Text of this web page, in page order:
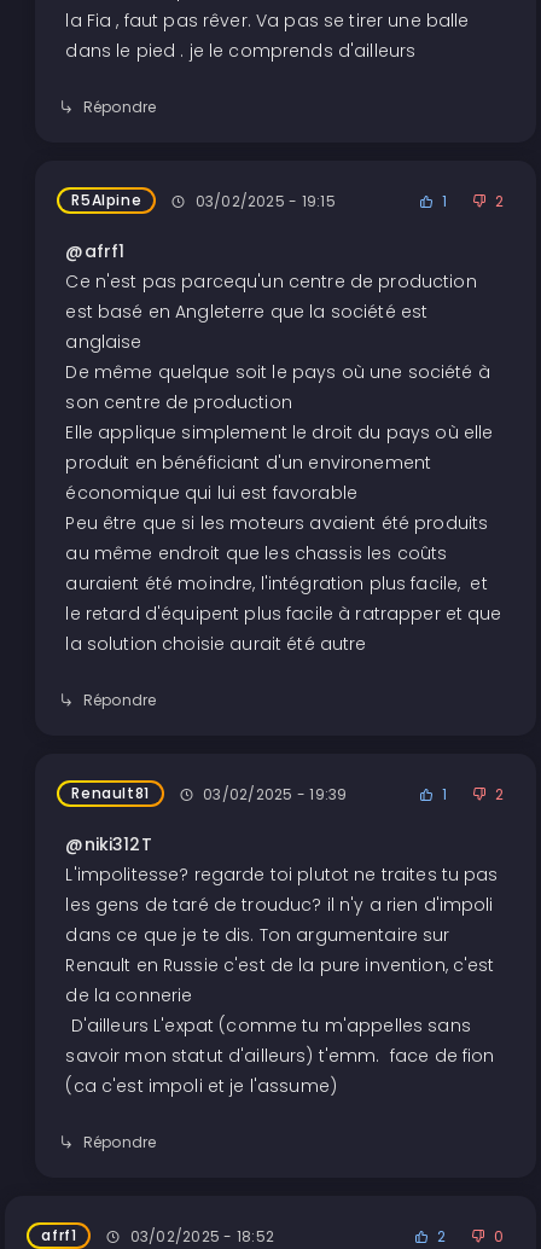
la Fia , faut pas rêver. Va pas se tirer une balle
dans le pied . je le comprends d'ailleurs
Répondre
R5Alpine 03/02/2025 - 19:15 1 2
@afrf1
Ce n'est pas parcequ'un centre de production
est basé en Angleterre que la société est
anglaise
De même quelque soit le pays où une société à
son centre de production
Elle applique simplement le droit du pays où elle
produit en bénéficiant d'un environement
économique qui lui est favorable
Peu être que si les moteurs avaient été produits
au même endroit que les chassis les coûts
auraient été moindre, l'intégration plus facile, et
le retard d'équipent plus facile à ratrapper et que
la solution choisie aurait été autre
Répondre
Renault81 03/02/2025 - 19:39 1 2
@niki312T
L'impolitesse? regarde toi plutot ne traites tu pas
les gens de taré de trouduc? il n'y a rien d'impoli
dans ce que je te dis. Ton argumentaire sur
Renault en Russie c'est de la pure invention, c'est
de la connerie
D'ailleurs L'expat (comme tu m'appelles sans
savoir mon statut d'ailleurs) t'emm. face de fion
(ca c'est impoli et je l'assume)
Répondre
afrf1 03/02/2025 - 18:52 2 0